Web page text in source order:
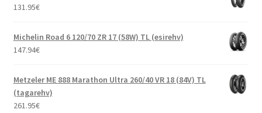
131.95€
Michelin Road 6 120/70 ZR 17 (58W) TL (esirehv)
147.94€
Metzeler ME 888 Marathon Ultra 260/40 VR 18 (84V) TL
(tagarehv)
261.95€